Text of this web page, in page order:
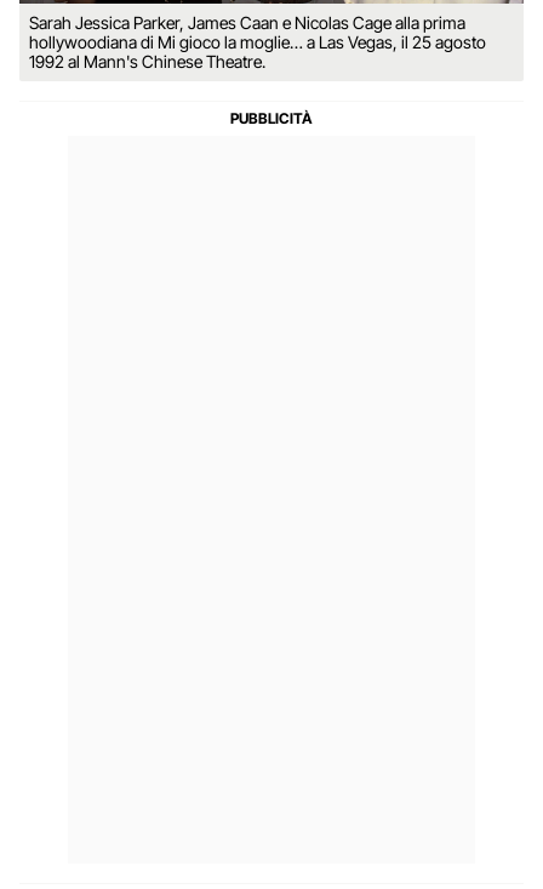
Sarah Jessica Parker, James Caan e Nicolas Cage alla prima
hollywoodiana di Mi gioco la moglie… a Las Vegas, il 25 agosto
1992 al Mann's Chinese Theatre.